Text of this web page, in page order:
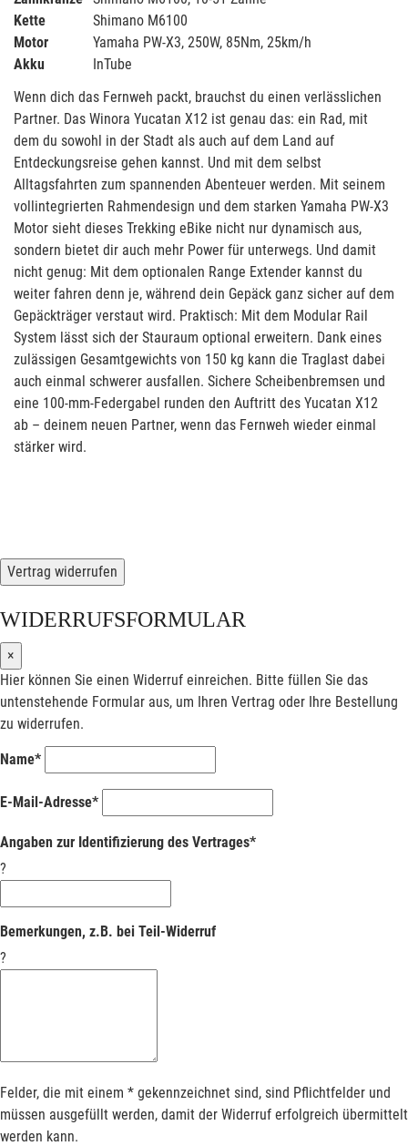
Kette
Shimano M6100
Motor
Yamaha PW-X3, 250W, 85Nm, 25km/h
Akku
InTube
Wenn dich das Fernweh packt, brauchst du einen verlässlichen
Partner. Das Winora Yucatan X12 ist genau das: ein Rad, mit
dem du sowohl in der Stadt als auch auf dem Land auf
Entdeckungsreise gehen kannst. Und mit dem selbst
Alltagsfahrten zum spannenden Abenteuer werden. Mit seinem
vollintegrierten Rahmendesign und dem starken Yamaha PW-X3
Motor sieht dieses Trekking eBike nicht nur dynamisch aus,
sondern bietet dir auch mehr Power für unterwegs. Und damit
nicht genug: Mit dem optionalen Range Extender kannst du
weiter fahren denn je, während dein Gepäck ganz sicher auf dem
Gepäckträger verstaut wird. Praktisch: Mit dem Modular Rail
System lässt sich der Stauraum optional erweitern. Dank eines
zulässigen Gesamtgewichts von 150 kg kann die Traglast dabei
auch einmal schwerer ausfallen. Sichere Scheibenbremsen und
eine 100-mm-Federgabel runden den Auftritt des Yucatan X12
ab – deinem neuen Partner, wenn das Fernweh wieder einmal
stärker wird.
Vertrag widerrufen
WIDERRUFSFORMULAR
×
Hier können Sie einen Widerruf einreichen. Bitte füllen Sie das
untenstehende Formular aus, um Ihren Vertrag oder Ihre Bestellung
zu widerrufen.
Name*
E-Mail-Adresse*
Angaben zur Identifizierung des Vertrages*
?
Bemerkungen, z.B. bei Teil-Widerruf
?
Felder, die mit einem * gekennzeichnet sind, sind Pflichtfelder und
müssen ausgefüllt werden, damit der Widerruf erfolgreich übermittelt
werden kann.